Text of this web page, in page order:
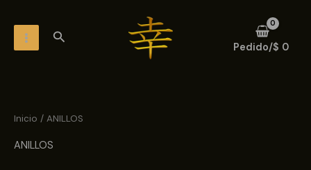
contenidoMENUBuscar
Pedido/$ 0
Inicio / ANILLOS
ANILLOS